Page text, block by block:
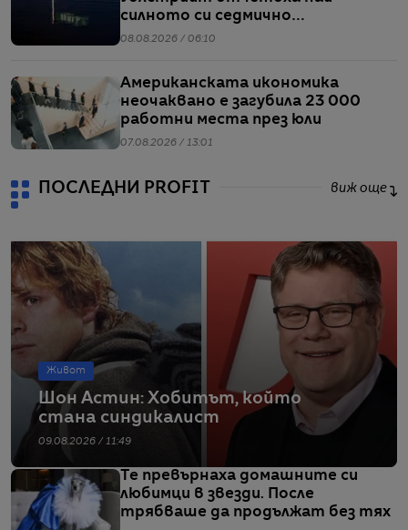
силното си седмично
представяне от април насам
08.08.2026 / 06:10
Американската икономика
неочаквано е загубила 23 000
работни места през юли
07.08.2026 / 13:01
ПОСЛЕДНИ PROFIT виж още
Живот
Шон Астин: Хобитът, който
стана синдикалист
09.08.2026 / 11:49
Те превърнаха домашните си
любимци в звезди. После
трябваше да продължат без тях